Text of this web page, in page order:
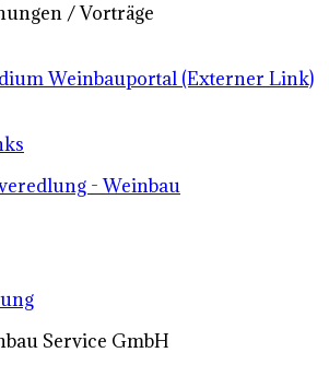
/ Vorträge
Weinbauportal (Externer Link)
- Weinbau
Service GmbH